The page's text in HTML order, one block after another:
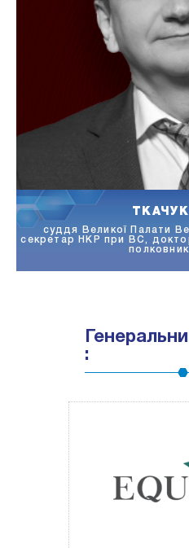
Голова Касаційного
Верховного Суду,
: